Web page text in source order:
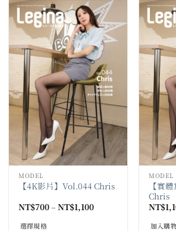
品
有
多
種
款
式。
可
在
產
品
頁
面
選
擇
選
品
有
多
種
款
式。
可
在
產
品
頁
面
選
擇
選
項
MODEL
【4K影片】Vol.044 Chris
NT$700– NT$1,100價
選擇規格
MODEL
【實
Chris
NT$
加入購